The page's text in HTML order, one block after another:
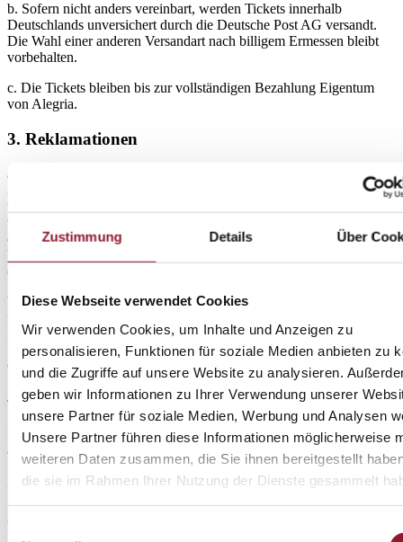
Zustimmung Details Über
Diese Webseite verwendet Cookies
Wir verwenden Cookies, um Inhalte und Anzeigen zu
personalisieren, Funktionen für soziale Medien anbieten zu
und die Zugriffe auf unsere Website zu analysieren.
geben wir Informationen zu Ihrer Verwendung unserer
unsere Partner für soziale Medien, Werbung und Analysen
Unsere Partner führen diese Informationen möglicherweise
weiteren Daten zusammen, die Sie ihnen bereitgestellt
die sie im Rahmen Ihrer Nutzung der Dienste gesammelt
b. Sofern nicht anders vereinbart, werden Tickets innerhalb
Deutschlands unversichert durch die Deutsche Post AG versandt.
Die Wahl einer anderen Versandart nach billigem Ermessen bleibt
vorbehalten.
c. Die Tickets bleiben bis zur vollständigen Bezahlung Eigentum
von Alegria.
3. Reklamationen
a. Der Kunde ist verpflichtet, Alegria unverzüglich telefonisch (0800
33 33 380) oder per E-Mail (
) zu benachrichtigen,
wenn bestellte Tickets bei innerdeutschem Versand nicht innerhalb
von 5 Werktagen nach Absendung der Bestellung eintreffen. Für
den Fall des zufälligen Untergangs der Tickets auf dem Postweg
behält sich Alegria vor, Ersatzkarten für den Kunden an der Tages-
oder Abendkasse der betreffenden Veranstaltung zu hinterlegen.
b. Die Beanstandung von falsch ausgeführten Bestellungen kann
nur bis zum Beginn der Veranstaltung erfolgen und ist nach diesem
Zeitpunkt ausgeschlossen.
c. Verloren gegangene Tickets werden nicht ersetzt.
4. Rücknahme von Tickets
Die Rücknahme von richtig ausgelieferten Tickets ist grundsätzlich
ausgeschlossen. Eigene Fehler von Alegria bei der Ausführung von
Bestellungen werden nach den geltenden gesetzlichen
Bestimmungen korrigiert.
5. Verlegung/Absage von Veranstaltungen